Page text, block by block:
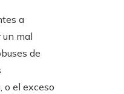
a
un mal
de
o el exceso